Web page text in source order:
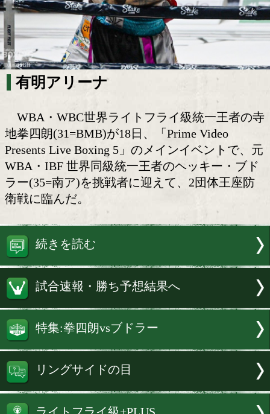
有明アリーナ
地拳四朗(31=BMB)が18日、「Prime
Presents Live Boxing 5」のメインイベン
WBA・IBF 世界同級統一王者のヘッキ
ラー(35=南ア)を挑戦者に迎えて、2団体
衛戦に臨んだ。
続きを読む